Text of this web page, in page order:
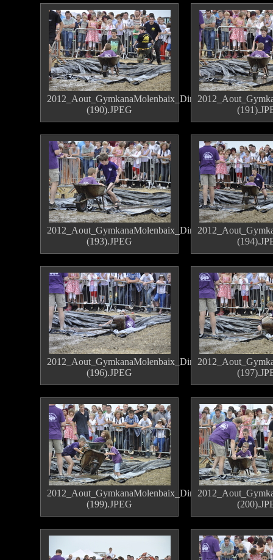
2012_Aout_GymkanaMolenbaix_Dimanche
(190).JPEG
2012_Aout_GymkanaMolenbaix_Dimanche
(193).JPEG
2012_Aout_GymkanaMolenbaix_Dimanche
(196).JPEG
2012_Aout_GymkanaMolenbaix_Dimanche
(199).JPEG